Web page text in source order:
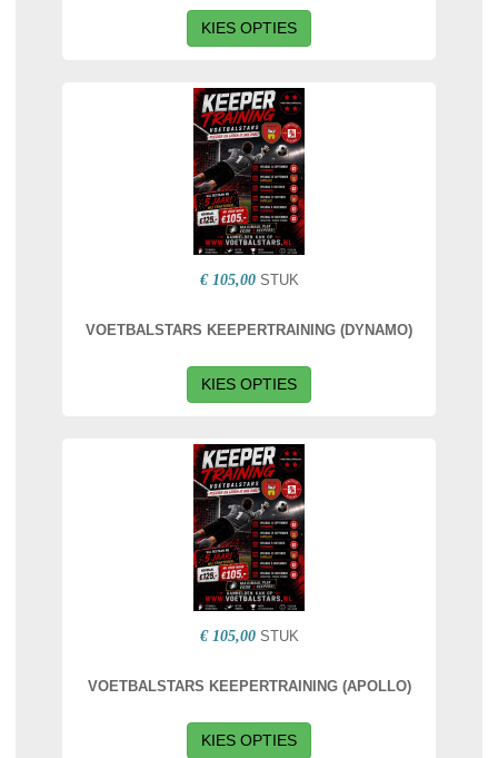
KIES OPTIES
€ 105,00 STUK
VOETBALSTARS KEEPERTRAINING (DYNAMO)
KIES OPTIES
€ 105,00 STUK
VOETBALSTARS KEEPERTRAINING (APOLLO)
KIES OPTIES